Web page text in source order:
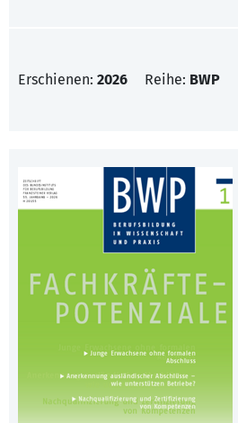
Erschienen: 2026 Reihe: BWP